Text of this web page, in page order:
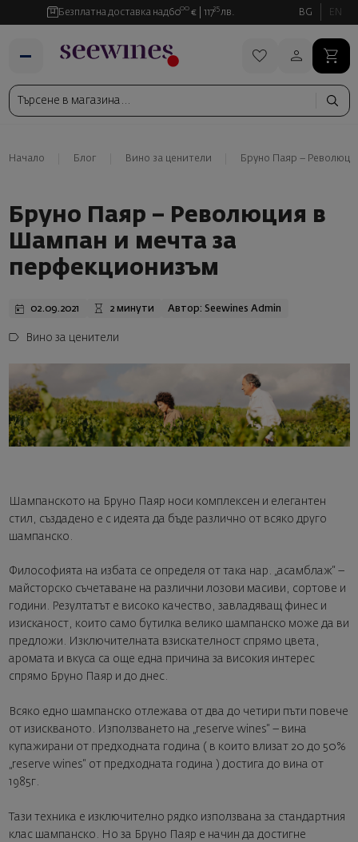
Безплатна доставка над6000 € 11735 лв. BG EN
Начало Блог Вино за ценители Бруно Паяр –
Бруно Паяр – Революция в
Шампан и мечта за
перфекционизъм
02.09.2021 2 минути Автор: Seewines Admin
Вино за ценители
Шампанското на Бруно Паяр носи комплексен и елегантен
стил, създадено e с идеята да бъде различно от всяко друго
шампанско.
Философията на избата се определя от така нар. „асамблаж“ –
майсторско съчетаване на различни лозови масиви, сортове и
години. Резултатът е високо качество, завладяващ финес и
изисканост, които само бутилка велико шампанско може да ви
предложи. Изключителната взискателност спрямо цвета,
аромата и вкуса са още една причина за високия интерес
спрямо Бруно Паяр и до днес.
Всяко едно шампанско отлежава от два до четири пъти повече
от изискваното. Използването на „reserve wines“ – вина
купажирани от предходната година ( в които влизат 20 до 50%
„reserve wines“ от предходната година ) достига до вина от
1985г.
Тази техника е изключително рядко използвана за стандартния
клас шампанско. Но за Бруно Паяр е начин да достигне